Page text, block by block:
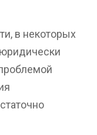
в некоторых